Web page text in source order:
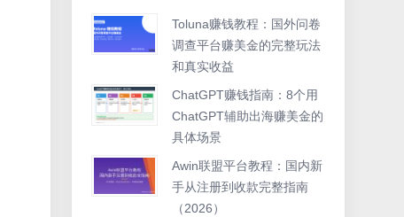
Toluna赚钱教程：国外问卷
调查平台赚美金的完整玩法
和真实收益
ChatGPT赚钱指南：8个用
ChatGPT辅助出海赚美金的
具体场景
Awin联盟平台教程：国内新
手从注册到收款完整指南
（2026）